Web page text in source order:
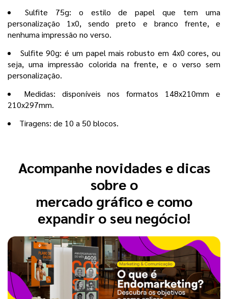
Sulfite 75g: o estilo de papel que tem uma
personalização 1x0, sendo preto e branco frente, e
nenhuma impressão no verso.
Sulfite 90g: é um papel mais robusto em 4x0 cores, ou
seja, uma impressão colorida na frente, e o verso sem
personalização.
Medidas: disponíveis nos formatos 148x210mm e
210x297mm.
Tiragens: de 10 a 50 blocos.
Acompanhe novidades e dicas
sobre o
mercado gráfico e como
expandir o seu negócio!